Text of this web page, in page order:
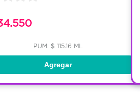
PUM: $ 115.16 ML
Agregar